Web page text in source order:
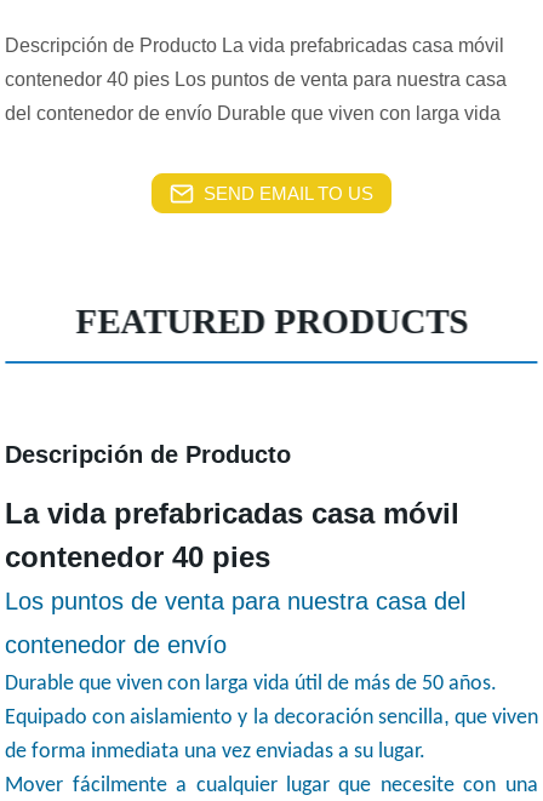
Descripción de Producto La vida prefabricadas casa móvil
contenedor 40 pies Los puntos de venta para nuestra casa
del contenedor de envío Durable que viven con larga vida
SEND EMAIL TO US
FEATURED PRODUCTS
Descripción de Producto
La vida prefabricadas casa móvil
contenedor 40 pies
Los puntos de venta para nuestra casa del
contenedor de envío
Durable que viven con larga vida útil de más de 50 años.
Equipado con aislamiento y la decoración sencilla, que viven
de forma inmediata una vez enviadas a su lugar.
Mover fácilmente a cualquier lugar que necesite con una